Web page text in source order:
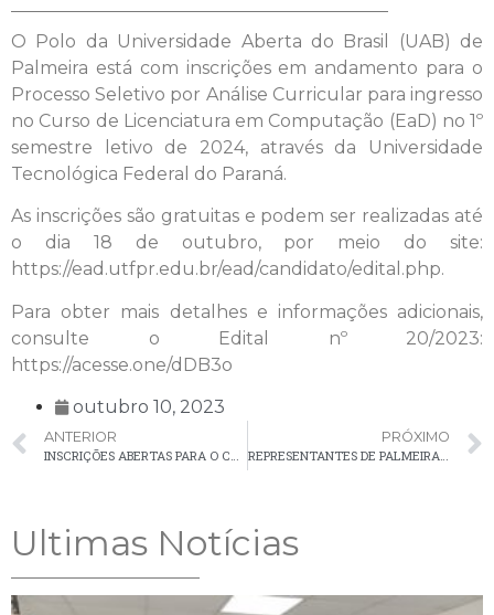
O Polo da Universidade Aberta do Brasil (UAB) de
Palmeira está com inscrições em andamento para o
Processo Seletivo por Análise Curricular para ingresso
no Curso de Licenciatura em Computação (EaD) no 1º
semestre letivo de 2024, através da Universidade
Tecnológica Federal do Paraná.
As inscrições são gratuitas e podem ser realizadas até
o dia 18 de outubro, por meio do site:
https://ead.utfpr.edu.br/ead/candidato/edital.php.
Para obter mais detalhes e informações adicionais,
consulte o Edital nº 20/2023:
https://acesse.one/dDB3o
outubro 10, 2023
ANTERIOR
INSCRIÇÕES ABERTAS PARA O CURSO TÉCNICO EM FARMÁCIA
PRÓXIMO
REPRESENTANTES DE PALMEIRA PARTICIPAM DE FÓRUM ESTADUAL DO FUNDO MUNICIPAL DE SANEAMENTO
Ultimas Notícias